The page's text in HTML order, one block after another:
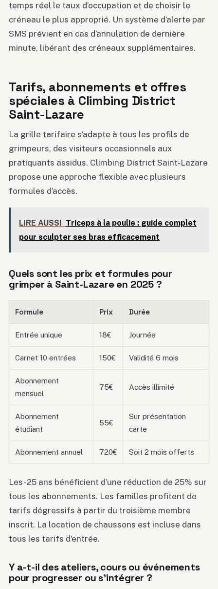
temps réel le taux d’occupation et de choisir le
créneau le plus approprié. Un système d’alerte par
SMS prévient en cas d’annulation de dernière
minute, libérant des créneaux supplémentaires.
Tarifs, abonnements et offres
spéciales à Climbing District
Saint-Lazare
La grille tarifaire s’adapte à tous les profils de
grimpeurs, des visiteurs occasionnels aux
pratiquants assidus. Climbing District Saint-Lazare
propose une approche flexible avec plusieurs
formules d’accès.
LIRE AUSSI Triceps à la poulie : guide complet
pour sculpter ses bras efficacement
Quels sont les prix et formules pour
grimper à Saint-Lazare en 2025 ?
Formule Prix Durée
Entrée unique 18€ Journée
Carnet 10 entrées 150€ Validité 6 mois
Abonnement
mensuel
75€ Accès illimité
Abonnement
étudiant
55€
Sur présentation
carte
Abonnement annuel 720€ Soit 2 mois offerts
Les -25 ans bénéficient d’une réduction de 25% sur
tous les abonnements. Les familles profitent de
tarifs dégressifs à partir du troisième membre
inscrit. La location de chaussons est incluse dans
tous les tarifs d’entrée.
Y a-t-il des ateliers, cours ou événements
pour progresser ou s’intégrer ?